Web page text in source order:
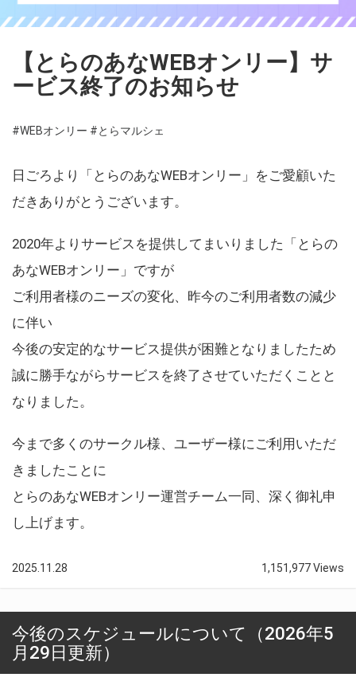
【とらのあなWEBオンリー】サ
ービス終了のお知らせ
#WEBオンリー #とらマルシェ
日ごろより「とらのあなWEBオンリー」をご愛顧いた
だきありがとうございます。
2020年よりサービスを提供してまいりました「とらの
あなWEBオンリー」ですが
ご利用者様のニーズの変化、昨今のご利用者数の減少
に伴い
今後の安定的なサービス提供が困難となりましたため
誠に勝手ながらサービスを終了させていただくことと
なりました。
今まで多くのサークル様、ユーザー様にご利用いただ
きましたことに
とらのあなWEBオンリー運営チーム一同、深く御礼申
し上げます。
2025.11.28 1,151,977 Views
今後のスケジュールについて（2026年5
月29日更新）